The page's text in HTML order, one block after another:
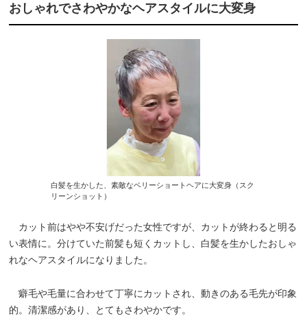
おしゃれでさわやかなヘアスタイルに大変身
白髪を生かした、素敵なベリーショートヘアに大変身（スク
リーンショット）
カット前はやや不安げだった女性ですが、カットが終わると明る
い表情に。分けていた前髪も短くカットし、白髪を生かしたおしゃ
れなヘアスタイルになりました。
癖毛や毛量に合わせて丁寧にカットされ、動きのある毛先が印象
的。清潔感があり、とてもさわやかです。